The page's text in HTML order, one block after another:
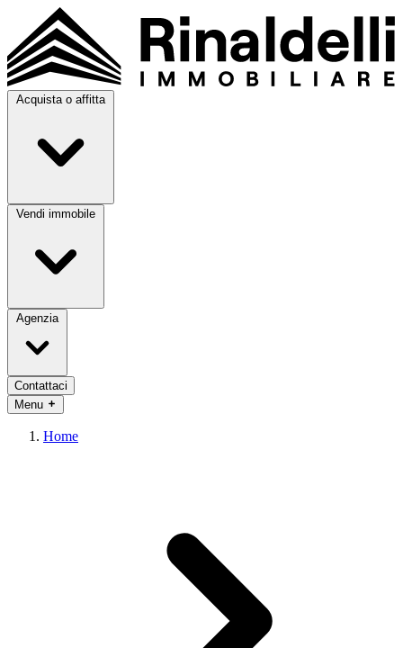
Acquista o affitta
Vendi immobile
Agenzia
Contattaci
Menu
Home